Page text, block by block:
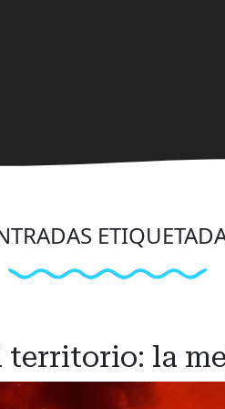
territorio: la